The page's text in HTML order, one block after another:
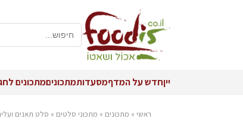
ייןחדש על המדףמסעדותמתכוניםמתכונים
ראשי » מתכונים » מתכוני סלטים » סלט תאנים